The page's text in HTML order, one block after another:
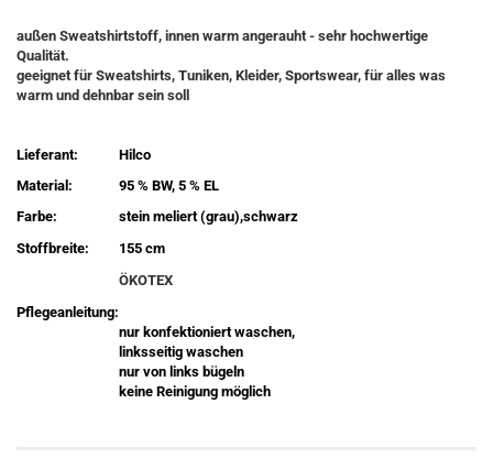
außen Sweatshirtstoff, innen warm angerauht - sehr hochwertige
Qualität.
geeignet für Sweatshirts, Tuniken, Kleider, Sportswear, für alles was
warm und dehnbar sein soll
Lieferant:
Hilco
Material:
95 % BW, 5 % EL
Farbe:
stein meliert (grau),schwarz
Stoffbreite:
155 cm
ÖKOTEX
Pflegeanleitung:
nur konfektioniert waschen,
linksseitig waschen
nur von links bügeln
keine Reinigung möglich